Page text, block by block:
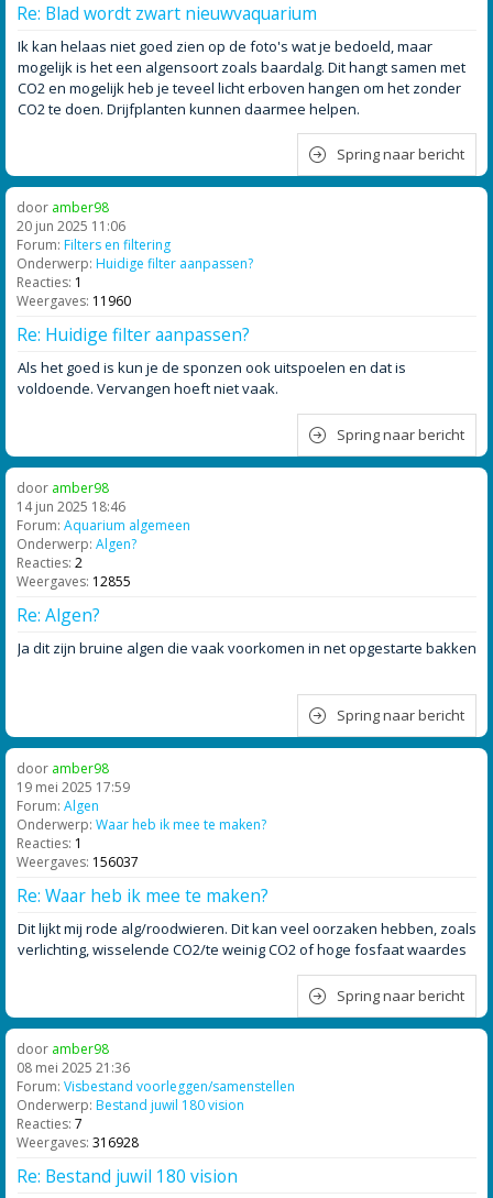
Re: Blad wordt zwart nieuwvaquarium
Ik kan helaas niet goed zien op de foto's wat je bedoeld, maar
mogelijk is het een algensoort zoals baardalg. Dit hangt samen met
CO2 en mogelijk heb je teveel licht erboven hangen om het zonder
CO2 te doen. Drijfplanten kunnen daarmee helpen.
Spring naar bericht
door amber98
20 jun 2025 11:06
Forum: Filters en filtering
Onderwerp: Huidige filter aanpassen?
Reacties: 1
Weergaves: 11960
Re: Huidige filter aanpassen?
Als het goed is kun je de sponzen ook uitspoelen en dat is
voldoende. Vervangen hoeft niet vaak.
Spring naar bericht
door amber98
14 jun 2025 18:46
Forum: Aquarium algemeen
Onderwerp: Algen?
Reacties: 2
Weergaves: 12855
Re: Algen?
Ja dit zijn bruine algen die vaak voorkomen in net opgestarte bakken
Spring naar bericht
door amber98
19 mei 2025 17:59
Forum: Algen
Onderwerp: Waar heb ik mee te maken?
Reacties: 1
Weergaves: 156037
Re: Waar heb ik mee te maken?
Dit lijkt mij rode alg/roodwieren. Dit kan veel oorzaken hebben, zoals
verlichting, wisselende CO2/te weinig CO2 of hoge fosfaat waardes
Spring naar bericht
door amber98
08 mei 2025 21:36
Forum: Visbestand voorleggen/samenstellen
Onderwerp: Bestand juwil 180 vision
Reacties: 7
Weergaves: 316928
Re: Bestand juwil 180 vision